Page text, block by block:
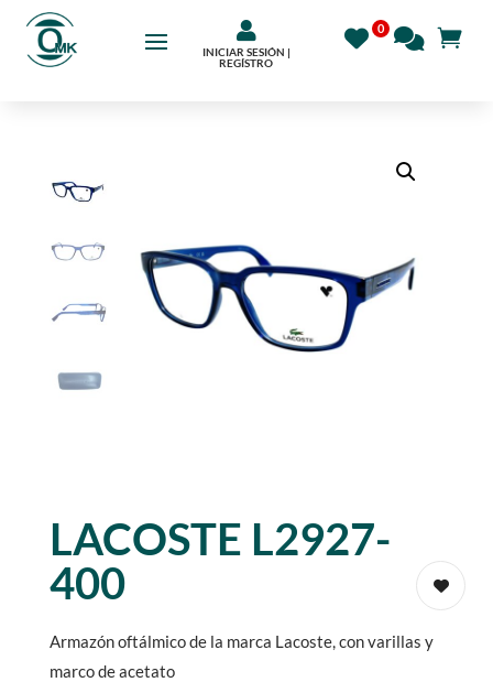

INICIAR SESIÓN |
REGÍSTRO
LACOSTE L2927-
400
Armazón oftálmico de la marca Lacoste, con varillas y
marco de acetato